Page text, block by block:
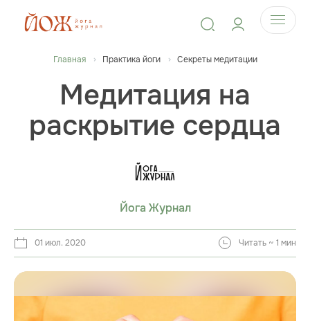
Главная Практика йоги Секреты медитации
Медитация на
раскрытие сердца
Йога Журнал
01 июл. 2020 Читать ~ 1 мин